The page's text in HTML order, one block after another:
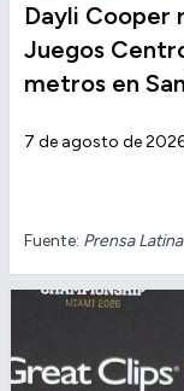
Dayli Cooper
Juegos
metros en
7 de agosto de
Fuente: Prensa Latina